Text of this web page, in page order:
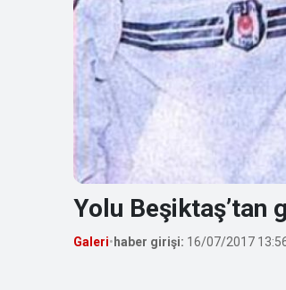
Yolu Beşiktaş’tan
Galeri• haber girişi: 16/07/2017